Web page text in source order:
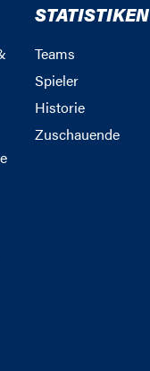
STATISTIKEN
Teams
Spieler
Historie
Zuschauende